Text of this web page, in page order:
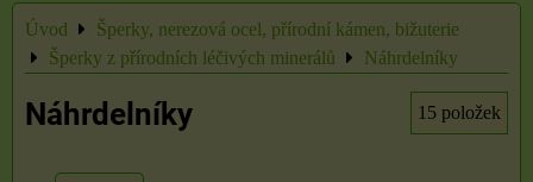
Úvod
Šperky, nerezová ocel, přírodní kámen, bižuterie
Šperky z přírodních léčivých minerálů
Náhrdelníky
Náhrdelníky 15 položek